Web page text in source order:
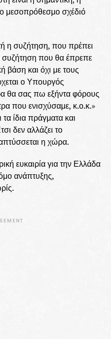
μεσοπρόθεσμο σχέδιό
η συζήτηση, που πρέπει
συζήτηση που θα έπρεπε
βάση και όχι με τους
ο Υπουργός
θα σας πω εξήντα φόρους
που ενισχύσαμε, κ.ο.κ.»
ίδια πράγματα και
δεν αλλάζει το
η χώρα.
ευκαιρία για την Ελλάδα
ανάπτυξης,